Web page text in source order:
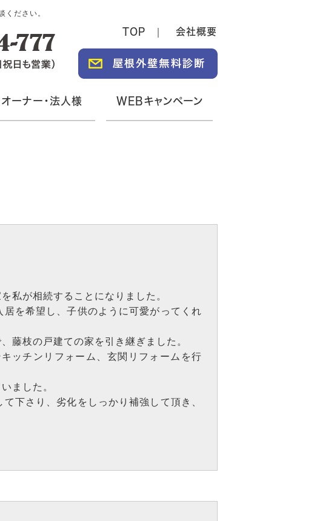
ください。
TOP 会社概要
オーナー・法人様 WEBキャンペーン
私が相続することになりました。
を希望し、子供のように可愛がってくれ
藤枝の戸建ての家を引き継ぎました。
ッチンリフォーム、玄関リフォームを行
ました。
下さり、劣化をしっかり補強して頂き、